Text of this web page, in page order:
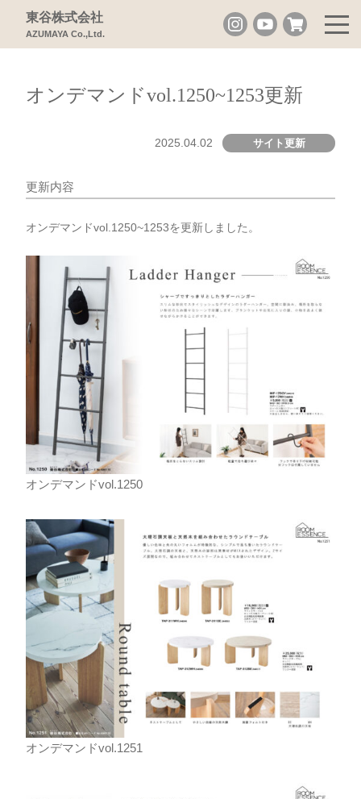
東谷株式会社
AZUMAYA Co.,Ltd.
オンデマンドvol.1250~1253更新
2025.04.02 サイト更新
更新内容
オンデマンドvol.1250~1253を更新しました。
オンデマンドvol.1250
オンデマンドvol.1251